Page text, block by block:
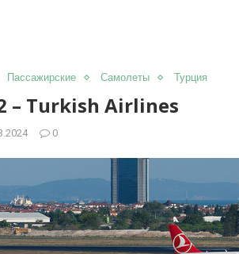
Пассажирские Самолеты Турция
– Turkish Airlines
0